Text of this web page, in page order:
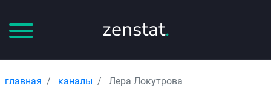
zenstat.
главная каналы Лера Локутрова